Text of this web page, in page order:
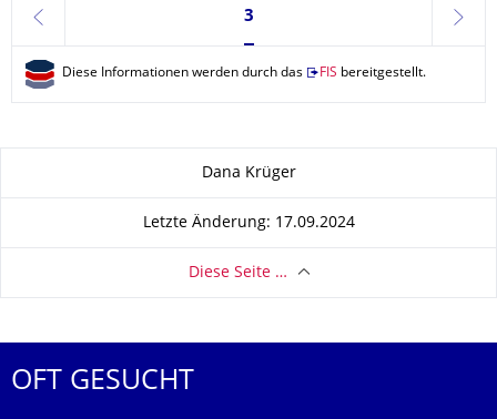
zurück
Seite 3, aktuell ausgewählt
3
weiter
Diese Informationen werden durch das FIS bereitgestellt.
Dana Krüger
Letzte Änderung: 17.09.2024
Diese Seite …
OFT GESUCHT